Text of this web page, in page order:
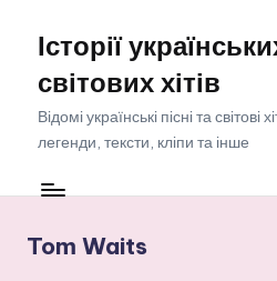
content
Історії
світових хітів
Відомі українські пісні та світові
легенди, тексти, кліпи та інше
Tom Waits